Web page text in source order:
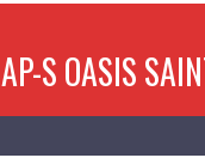
AP-S OASIS